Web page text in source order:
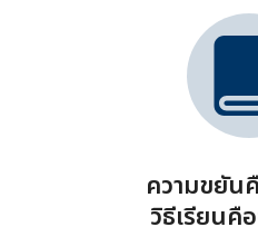
ความขยัน
วิธีเรียนคื